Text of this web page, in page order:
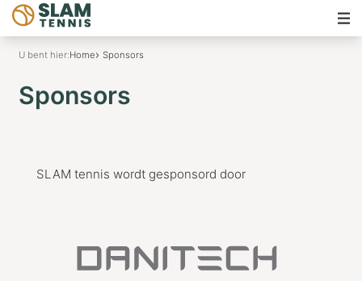
U bent hier:Home Sponsors
Sponsors
SLAM tennis wordt gesponsord door